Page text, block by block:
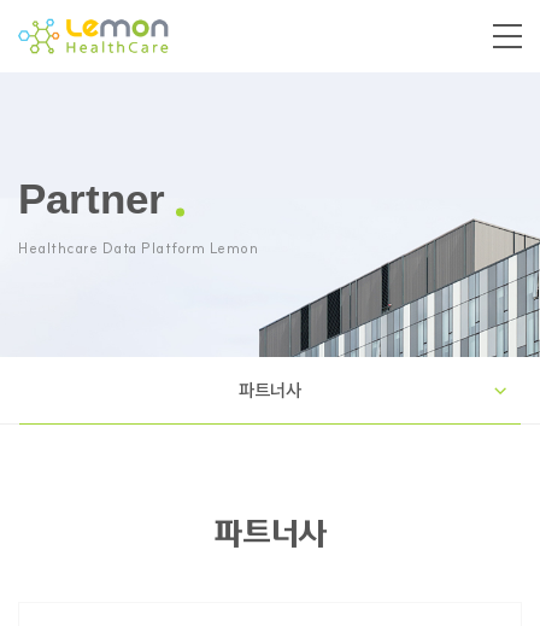
Partner
Healthcare Data Platform Lemon
파트너사
파트너사